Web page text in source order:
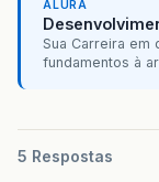
ALURA
Sua Carreira em
fundamentos à
5 Respostas